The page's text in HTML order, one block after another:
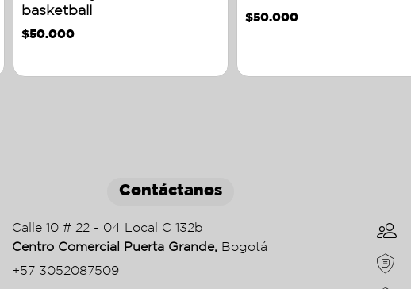
basketball
$50.000
$50.000
Contáctanos
Calle 10 # 22 - 04 Local C 132b
Centro Comercial Puerta Grande, Bogotá
+57 3052087509